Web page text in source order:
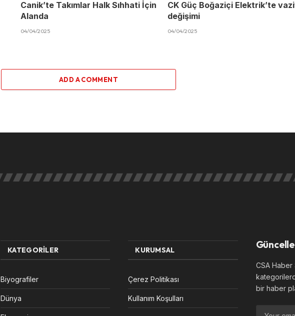
Canik’te Takımlar Halk Sıhhati İçin
Alanda
04/04/2025
CK Güç Boğaziçi Elektrik’te
değişimi
04/04/2025
ADD A COMMENT
KATEGORILER
Biyografiler
Dünya
KURUMSAL
Çerez Politikası
Kullanım Koşulları
CSA
bir haber